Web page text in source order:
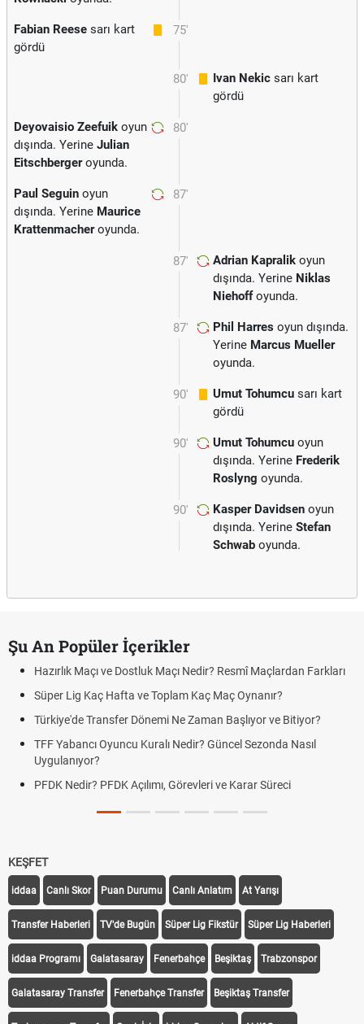
75'
Fabian Reese sarı kart
gördü
80' Ivan Nekic sarı kart
gördü
80'
Deyovaisio Zeefuik oyun
dışında. Yerine Julian
Eitschbergeroyunda.
87'
Paul Seguin oyun
dışında. Yerine Maurice
Krattenmacheroyunda.
87' Adrian Kapralik oyun
dışında. Yerine Niklas
Niehoffoyunda.
87' Phil Harres oyun dışında.
Yerine Marcus Mueller
oyunda.
90' Umut Tohumcu sarı kart
gördü
90' Umut Tohumcu oyun
dışında. Yerine Frederik
Roslyng oyunda.
90' Kasper Davidsen oyun
dışında. Yerine Stefan
Schwab oyunda.
Şu An Popüler İçerikler
Hazırlık Maçı ve Dostluk Maçı Nedir? Resmî Maçlardan Farkları
Süper Lig Kaç Hafta ve Toplam Kaç Maç Oynanır?
Türkiye'de Transfer Dönemi Ne Zaman Başlıyor ve Bitiyor?
TFF Yabancı Oyuncu Kuralı Nedir? Güncel Sezonda Nasıl
Uygulanıyor?
PFDK Nedir? PFDK Açılımı, Görevleri ve Karar Süreci
KEŞFET
iddaa Canlı Skor Puan Durumu Canlı Anlatım At Yarışı
Transfer Haberleri TV'de Bugün Süper Lig Fikstür Süper Lig Haberleri
iddaa Programı Galatasaray Fenerbahçe Beşiktaş Trabzonspor
Galatasaray Transfer Fenerbahçe Transfer Beşiktaş Transfer